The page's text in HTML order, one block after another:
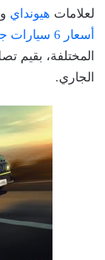
لعلامات هيونداي و
أسعار 6 سيارات جديدة
المختلفة، بقيم
الجاري.